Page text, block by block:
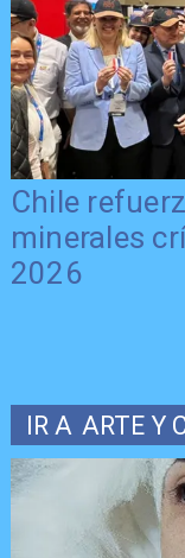
Chile
minerales
2026
IR A ARTE Y